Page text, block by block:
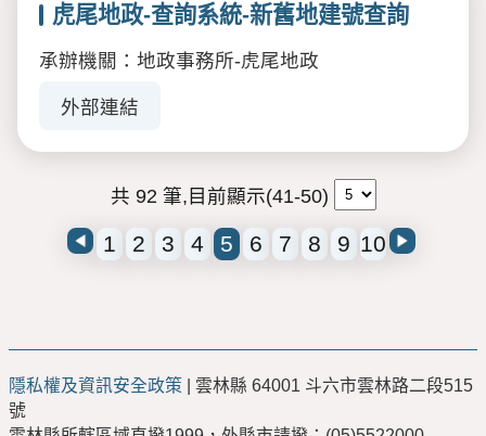
虎尾地政-查詢系統-新舊地建號查詢
承辦機關：地政事務所-虎尾地政
外部連結
共 92 筆,目前顯示(41-50)
1 2 3 4 5 6 7 8 9 10
隱私權及資訊安全政策 | 雲林縣 64001 斗六市雲林路二段515
號